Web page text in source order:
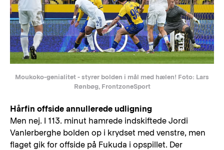
Moukoko-genialitet - styrer bolden i mål med hælen! Foto: Lars
Rønbøg, FrontzoneSport
Hårfin offside annullerede udligning
Men nej. I 113. minut hamrede indskiftede Jordi
Vanlerberghe bolden op i krydset med venstre, men
flaget gik for offside på Fukuda i opspillet. Der